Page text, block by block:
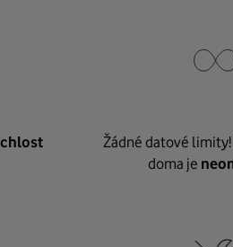
Žádné datové
doma je